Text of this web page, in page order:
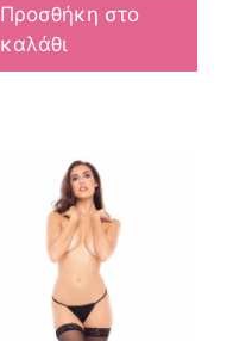
Προσθήκη στο
καλάθι